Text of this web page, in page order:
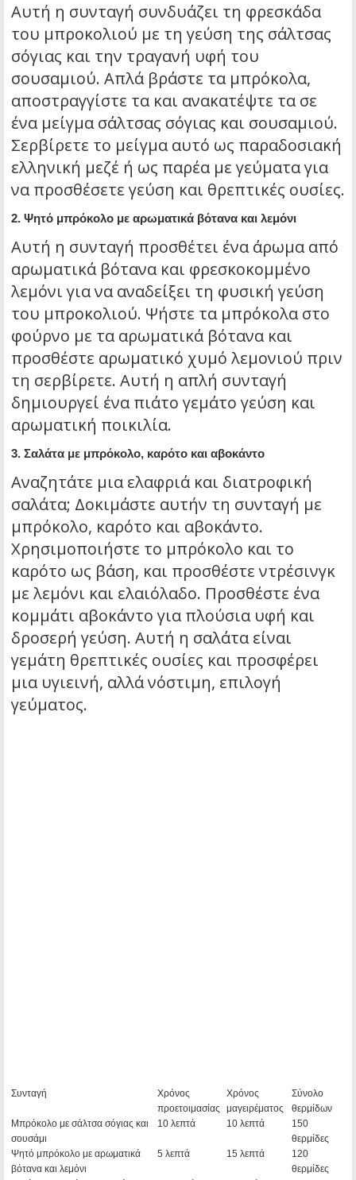
Αυτή η συνταγή συνδυάζει τη φρεσκάδα
του μπροκολιού με τη γεύση της σάλτσας
σόγιας και την τραγανή υφή του
σουσαμιού. Απλά βράστε τα μπρόκολα,
αποστραγγίστε τα και ανακατέψτε τα σε
ένα μείγμα σάλτσας σόγιας και σουσαμιού.
Σερβίρετε το μείγμα αυτό ως παραδοσιακή
ελληνική μεζέ ή ως παρέα με γεύματα για
να προσθέσετε γεύση και θρεπτικές ουσίες.
2. Ψητό μπρόκολο με αρωματικά βότανα και λεμόνι
Αυτή η συνταγή προσθέτει ένα άρωμα από
αρωματικά βότανα και φρεσκοκομμένο
λεμόνι για να αναδείξει τη φυσική γεύση
του μπροκολιού. Ψήστε τα μπρόκολα στο
φούρνο με τα αρωματικά βότανα και
προσθέστε αρωματικό χυμό λεμονιού πριν
τη σερβίρετε. Αυτή η απλή συνταγή
δημιουργεί ένα πιάτο γεμάτο γεύση και
αρωματική ποικιλία.
3. Σαλάτα με μπρόκολο, καρότο και αβοκάντο
Αναζητάτε μια ελαφριά και διατροφική
σαλάτα; Δοκιμάστε αυτήν τη συνταγή με
μπρόκολο, καρότο και αβοκάντο.
Χρησιμοποιήστε το μπρόκολο και το
καρότο ως βάση, και προσθέστε ντρέσινγκ
με λεμόνι και ελαιόλαδο. Προσθέστε ένα
κομμάτι αβοκάντο για πλούσια υφή και
δροσερή γεύση. Αυτή η σαλάτα είναι
γεμάτη θρεπτικές ουσίες και προσφέρει
μια υγιεινή, αλλά νόστιμη, επιλογή
γεύματος.
Συνταγή
Χρόνος
προετοιμασίας
Χρόνος
μαγειρέματος
Σύνολο
θερμίδων
Μπρόκολο με σάλτσα σόγιας και
σουσάμι
10 λεπτά 10 λεπτά
150
θερμίδες
Ψητό μπρόκολο με αρωματικά
βότανα και λεμόνι
5 λεπτά 15 λεπτά
120
θερμίδες